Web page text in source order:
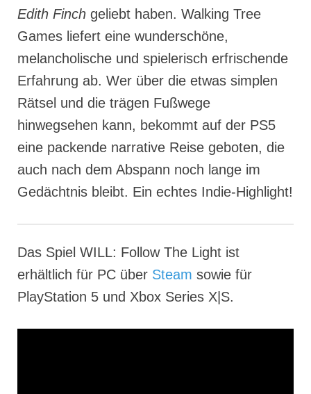
Edith Finch geliebt haben. Walking Tree
Games liefert eine wunderschöne,
melancholische und spielerisch erfrischende
Erfahrung ab. Wer über die etwas simplen
Rätsel und die trägen Fußwege
hinwegsehen kann, bekommt auf der PS5
eine packende narrative Reise geboten, die
auch nach dem Abspann noch lange im
Gedächtnis bleibt. Ein echtes Indie-Highlight!
Das Spiel WILL: Follow The Light ist
erhältlich für PC über Steam sowie für
PlayStation 5 und Xbox Series X|S.